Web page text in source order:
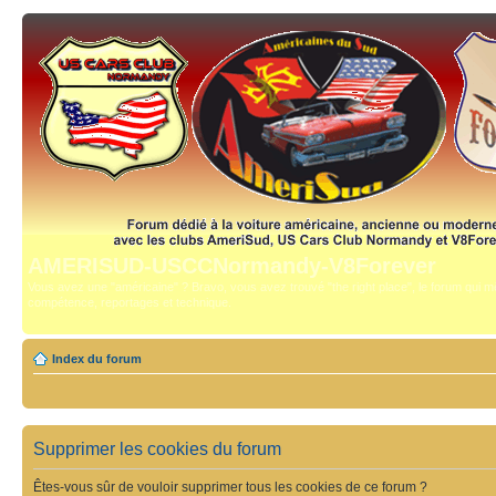
AMERISUD-USCCNormandy-V8Forever
Vous avez une "américaine" ? Bravo, vous avez trouvé "the right place", le forum qui
compétence, reportages et technique.
Index du forum
Supprimer les cookies du forum
Êtes-vous sûr de vouloir supprimer tous les cookies de ce forum ?